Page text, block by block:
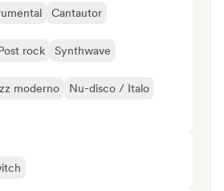
Cantautor
rock Synthwave
moderno
Nu-disco / Italo